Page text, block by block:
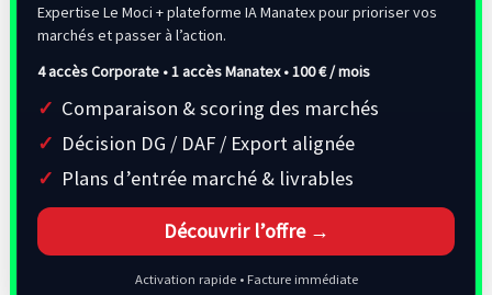
Expertise Le Moci + plateforme IA Manatex pour prioriser vos
marchés et passer à l’action.
4 accès Corporate • 1 accès Manatex •100 € / mois
Comparaison & scoring des marchés
Décision DG / DAF / Export alignée
Plans d’entrée marché & livrables
Découvrir l’offre →
Activation rapide • Facture immédiate